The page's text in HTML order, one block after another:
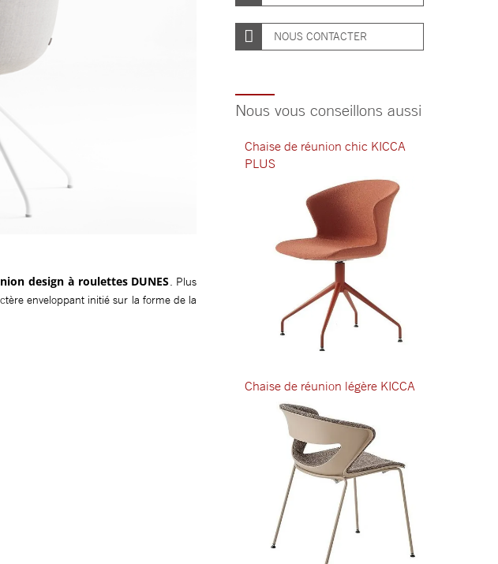
design à roulettes DUNES. Plus
enveloppant initié sur la forme de la
NOUS CONTACTER
Nous vous conseillons aussi
Chaise de réunion chic KICCA
PLUS
Chaise de réunion légère KICCA